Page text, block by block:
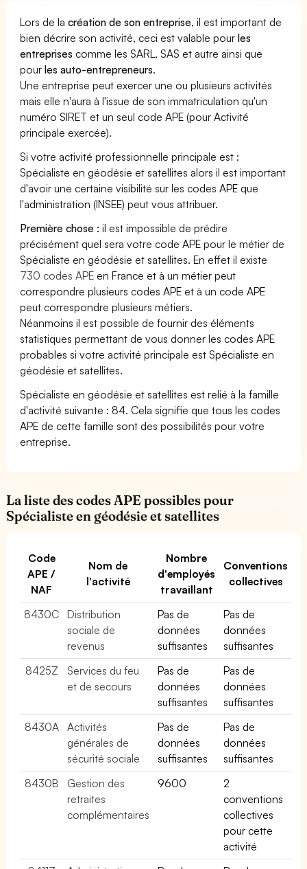
Lors de lacréation de son entreprise, il est important de
bien décrire son activité, ceci est valable pourles
entreprises comme les SARL, SAS et autre ainsi que
pourles auto-entrepreneurs.
Une entreprise peut exercer une ou plusieurs activités
mais elle n'aura à l'issue de son immatriculation qu'un
numéro SIRET et un seul code APE (pour Activité
principale exercée).
Si votre activité professionnelle principale est :
Spécialiste en géodésie et satellites alors il est important
d'avoir une certaine visibilité sur les codes APE que
l'administration (INSEE) peut vous attribuer.
Première chose : il est impossible de prédire
précisément quel sera votre code APE pour le métier de
Spécialiste en géodésie et satellites. En effet il existe
730 codes APE en France et à un métier peut
correspondre plusieurs codes APE et à un code APE
peut correspondre plusieurs métiers.
Néanmoins il est possible de fournir des éléments
statistiques permettant de vous donner les codes APE
probables si votre activité principale est Spécialiste en
géodésie et satellites.
Spécialiste en géodésie et satellites est relié à la famille
d'activité suivante : 84. Cela signifie que tous les codes
APE de cette famille sont des possibilités pour votre
entreprise.
La liste des codes APE possibles pour
Spécialiste en géodésie et satellites
Code
APE /
NAF
Nom de
l'activité
Nombre
d'employés
travaillant
Conventions
collectives
8430C Distribution
sociale de
revenus
Pas de
données
suffisantes
Pas de
données
suffisantes
8425Z
Services du feu
et de secours
Pas de
données
suffisantes
Pas de
données
suffisantes
8430A
Activités
générales de
sécurité sociale
Pas de
données
suffisantes
Pas de
données
suffisantes
8430B
Gestion des
retraites
complémentaires
9600
2
conventions
collectives
pour cette
activité